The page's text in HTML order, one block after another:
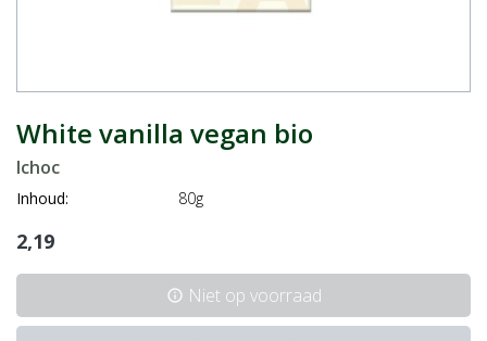
White vanilla vegan bio
Ichoc
Inhoud: 80g
2,19
info Niet op voorraad